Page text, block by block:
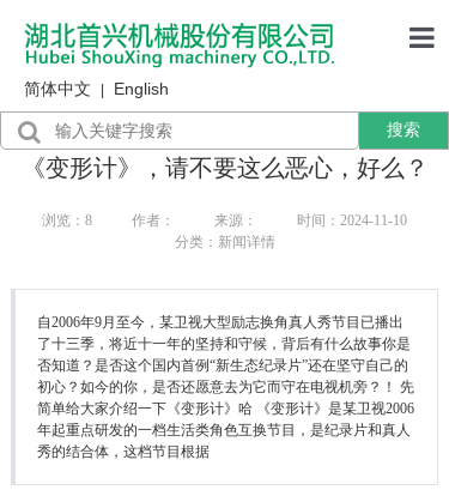
简体中文 English
搜索
《变形计》，请不要这么恶心，好么？
浏览： 8 作者： 来源：
时间：2024-11-10
分类：新闻详情
自2006年9月至今，某卫视大型励志换角真人秀节目已播出
了十三季，将近十一年的坚持和守候，背后有什么故事你是
否知道？是否这个国内首例“新生态纪录片”还在坚守自己的
初心？如今的你，是否还愿意去为它而守在电视机旁？！ 先
简单给大家介绍一下《变形计》哈 《变形计》是某卫视2006
年起重点研发的一档生活类角色互换节目，是纪录片和真人
秀的结合体，这档节目根据